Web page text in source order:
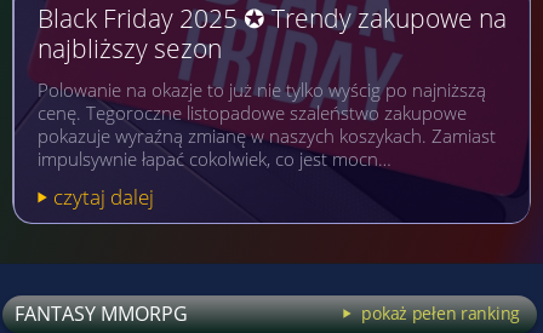
Black Friday 2025 ✪ Trendy zakupowe na
najbliższy sezon
Polowanie na okazje to już nie tylko wyścig po najniższą
cenę. Tegoroczne listopadowe szaleństwo zakupowe
pokazuje wyraźną zmianę w naszych koszykach. Zamiast
impulsywnie łapać cokolwiek, co jest mocn…
czytaj dalej
FANTASY MMORPG pokaż pełen ranking